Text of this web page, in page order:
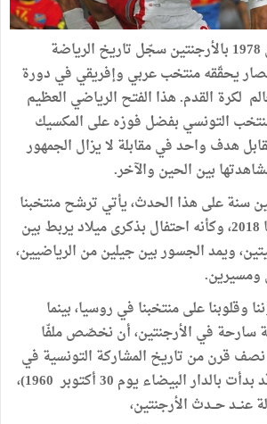
في يوم 2 جوان 1978 بالأرجنتين سجّل تاريخ الرياضة
يحقّقه منتخب عربي وإفريقي في دورة
لكرة القدم. هذا الفتح الرياضي العظيم
التونسي بفضل فوزه على المكسيك
هدف واحد في مقابلة لا يزال الجمهور
بين الحين والآخر.
سنة على هذا الحدث، يأتي ترشح منتخبنا
إلى دورة روسيا 2018، وكأنه احتفال بذكرى ميلاد يربط بين
ويمد الجسور بين جيلين من الرياضيين،
ومسيرين.
وقلوبنا على منتخبنا في روسيا، بينما
سارحة في الأرجنتين، أن نخصّص ملفّا
قرن من تاريخ المشاركة التونسية في
كأس العالم (وقد بدأت بالدار البيضاء يوم 30 أكتوبر 1960)،
عنــد حــدث الأرجنتين،